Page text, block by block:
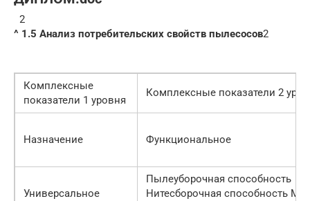
2
^ 1.5 Анализ потребительских свойств пылесосов2
Комплексные
показатели 1 уровня
Комплексные показатели 2
Назначение Функциональное
Универсальное
Пылеуборочная способность
Нитесборочная способность